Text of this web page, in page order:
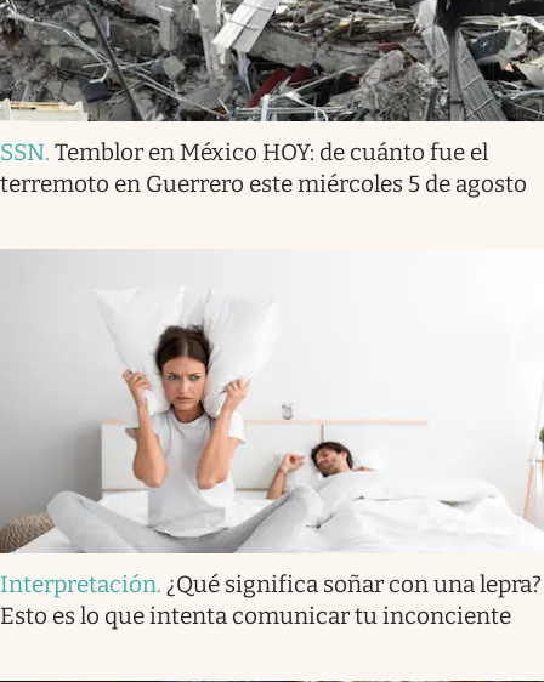
SSN. Temblor en México HOY: de cuánto fue el
terremoto en Guerrero este miércoles 5 de agosto
Interpretación. ¿Qué significa soñar con una lepra?
Esto es lo que intenta comunicar tu inconciente